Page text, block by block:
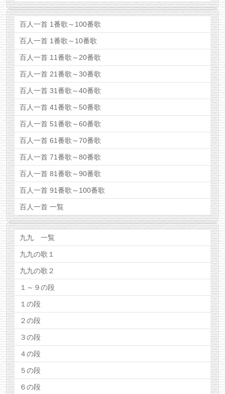
百人一首 1番歌～100番歌
百人一首 1番歌～10番歌
百人一首 11番歌～20番歌
百人一首 21番歌～30番歌
百人一首 31番歌～40番歌
百人一首 41番歌～50番歌
百人一首 51番歌～60番歌
百人一首 61番歌～70番歌
百人一首 71番歌～80番歌
百人一首 81番歌～90番歌
百人一首 91番歌～100番歌
百人一首 一覧
九九 一覧
九九の歌１
九九の歌２
１～９の段
１の段
２の段
３の段
４の段
５の段
６の段